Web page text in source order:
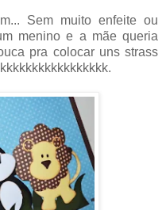
Sem muito enfeite ou
menino e a mãe queria
pra colocar uns strass